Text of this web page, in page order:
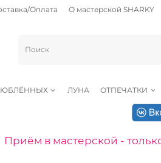
Оплата О мастерской SHARKY
ЛУНА ОТПЕЧАТКИ
Приём в мастерской -